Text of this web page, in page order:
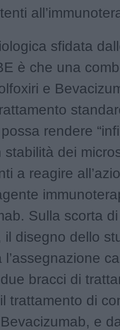
sfidata
è che una
e
rendere
stabilità dei
a reagire
Sulla scorta
il disegno dello
l’assegnazione
bracci di
trattamento di
e